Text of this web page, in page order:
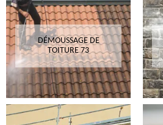
DÉMOUSSAGE DE
TOITURE 73